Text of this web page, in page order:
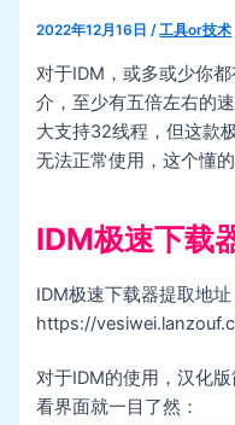
2022年12月16日/工具or技术
对于IDM，或多或少你
介，至少有五倍左右的
大支持32线程，但这款
无法正常使用，这个懂的
IDM极速下载
IDM极速下载器提取地址
https://
对于IDM的使用，汉化
看界面就一目了然：